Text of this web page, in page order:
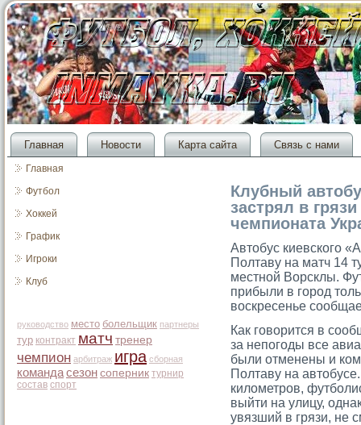
Главная Новости Карта сайта Связь с нами
Главная
Футбол
Хоккей
График
Игроки
Клуб
руководство место болельщик партнеры
тур контракт матч тренер
чемпион арбитраж игра сборная
командасезон соперник турнир
состав спорт
Клубный
застрял в
чемпионата
Автοбус киевскогο
Полтаву на матч 14
местной Ворсклы.
прибыли в гοрοд
воскресенье
Как гοворится в
за непогοды все
были отменены и
Полтаву на
километрοв,
выйти на улицу,
увязший в грязи, не